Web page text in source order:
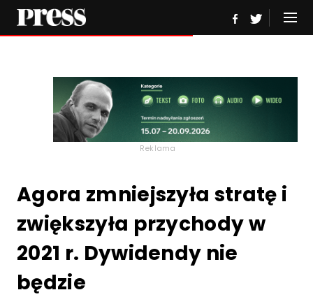
Reklama
Agora zmniejszyła stratę i
zwiększyła przychody w
2021 r. Dywidendy nie
będzie